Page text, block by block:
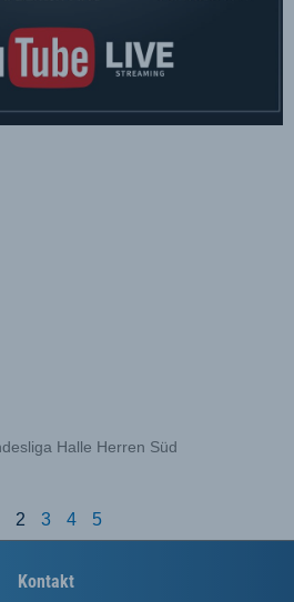
Halle Herren Süd
2 3 4 5
Kontakt